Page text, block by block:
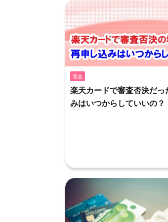
審査
楽天カードで審査否決だ
みはいつからしていいの？